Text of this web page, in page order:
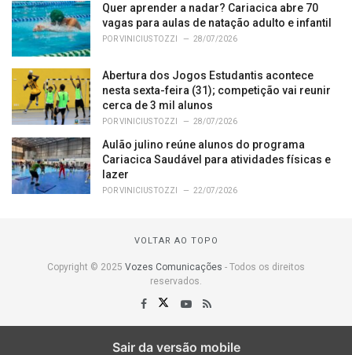
Quer aprender a nadar? Cariacica abre 70
vagas para aulas de natação adulto e infantil
PORVINICIUS TOZZI 28/07/2026
Abertura dos Jogos Estudantis acontece
nesta sexta-feira (31); competição vai reunir
cerca de 3 mil alunos
PORVINICIUS TOZZI 28/07/2026
Aulão julino reúne alunos do programa
Cariacica Saudável para atividades físicas e
lazer
PORVINICIUS TOZZI 22/07/2026
VOLTAR AO TOPO
Copyright © 2025 Vozes Comunicações - Todos os direitos
reservados.
Sair da versão mobile